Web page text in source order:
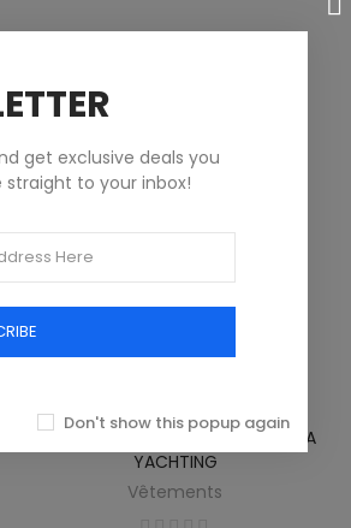
VESTE NOIRE POUR HOMME MARINA
YACHTING
Vêtements
get exclusive deals you
straight to your inbox!
Don't show this popup again